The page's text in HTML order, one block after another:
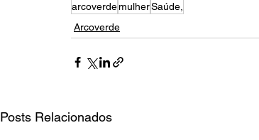
arcoverdemulherSaúde,
Arcoverde
Posts Relacionados